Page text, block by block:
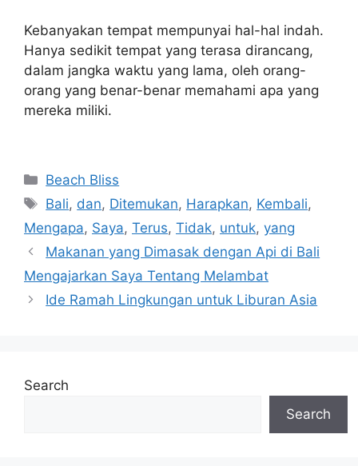
Kebanyakan tempat mempunyai hal-hal indah.
Hanya sedikit tempat yang terasa dirancang,
dalam jangka waktu yang lama, oleh orang-
orang yang benar-benar memahami apa yang
mereka miliki.
posCategories
Beach Bliss
Tags
Bali, dan, Ditemukan, Harapkan, Kembali,
Mengapa, Saya, Terus, Tidak, untuk, yang
Makanan yang Dimasak dengan Api di Bali
Mengajarkan Saya Tentang Melambat
Ide Ramah Lingkungan untuk Liburan Asia
Search
Search